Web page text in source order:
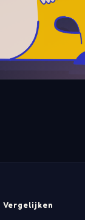
Vergelijken